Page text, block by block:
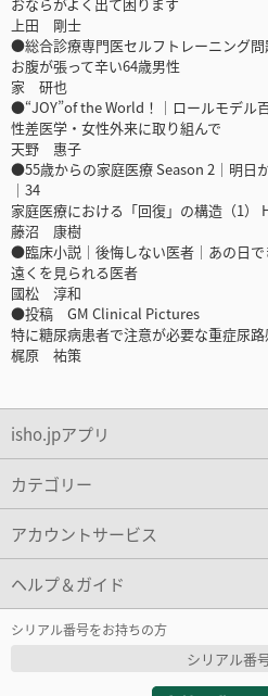
上田 剛士
●総合診療専門医セルフトレーニング問
お腹が張って辛い64歳男性
家 研也
●“JOY”of the World！｜ロールモデル
性差医学・女性外来に取り組んで
天野 惠子
●55歳からの家庭医療 Season 2｜明日
｜34
家庭医療における「回復」の構造（1）
藤沼 康樹
●臨床小説｜後悔しない医者｜あの日
遠くを見られる医者
國松 淳和
●投稿 GM Clinical Pictures
特に糖尿病患者で注意が必要な重症尿
梶原 祐策
isho.jpアプリ
カテゴリー
アカウントサービス
ヘルプ＆ガイド
シリアル番号をお持ちの方
シリアル番